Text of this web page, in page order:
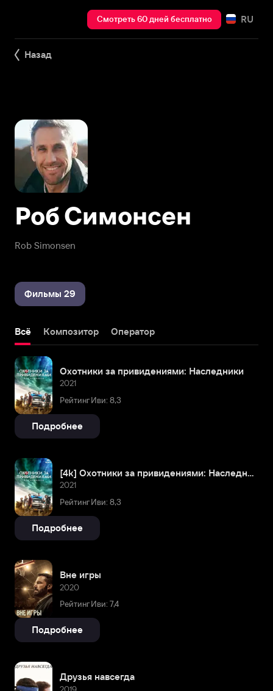
Смотреть 60 дней бесплатно RU
Назад
Rob Simonsen
Роб Симонсен
Фильмы 29
Всё Композитор Оператор
Охотники за привидениями: Наследники
2021
Рейтинг Иви: 8,3
Подробнее
[4k] Охотники за привидениями: Наследники
2021
Рейтинг Иви: 8,3
Подробнее
Вне игры
2020
Рейтинг Иви: 7,4
Подробнее
Друзья навсегда